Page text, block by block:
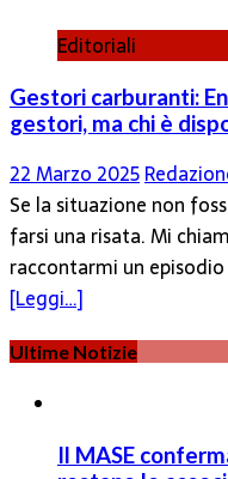
Editoriali
Gestori carburanti:
gestori, ma chi è
22 Marzo 2025
Se la situazione non
farsi una risata. Mi
raccontarmi un
[Leggi…]
Ultime Notizie
Il MASE